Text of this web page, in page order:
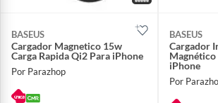
BASEUS
Cargador Magnetico 15w
Carga Rapida Qi2 Para iPhone
Por Parazhop
BASEUS
Cargador
iPhone
Por